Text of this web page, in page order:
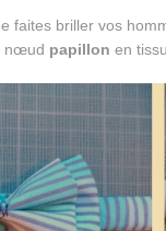
faites briller vos
nœud papillon en